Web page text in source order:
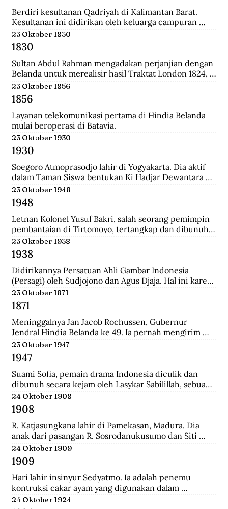
Berdiri kesultanan Qadriyah di Kalimantan Barat.
Kesultanan ini didirikan oleh keluarga campuran
antara Arab, Melayu, Bugis dan Dayak. Kehidupan
pemerintahan kesultanan ini hanya berlangsung
relatif singkat, 179 tahun, dan hanya diperintah oleh 8
generasi sultan dan dinasti Al-Qadrie, sejak
kelahirannya 1771 sampai dengan Proklamasi
Kemerdekaan RI 1945. Pendiri kesultanan ini adalah
Syarif Abdurrahman Al-Qadrie, putera Sayyed
Hussein Al-Qadrie, atau Habib Hussein Al-Qadrie.
23 Oktober 1830
1830
Sultan Abdul Rahman mengadakan perjanjian dengan
Belanda untuk merealisir hasil Traktat London 1824,
isinya merupakan pengakuan Sultan bahwa
pemegang kekuasaan tertinggi adalah Pemerintahan
Hindia Belanda.
23 Oktober 1856
1856
Layanan telekomunikasi pertama di Hindia Belanda
mulai beroperasi di Batavia.
23 Oktober 1930
1930
Soegoro Atmoprasodjo lahir di Yogyakarta. Dia aktif
dalam Taman Siswa bentukan Ki Hadjar Dewantara
dan aktivis Partai Indonesia (Partindo). Pada 1935, dia
dibuang ke Digul, Tanah Merah, Papua, dengan
tuduhan terlibat pemberontakan Partai Komunis
Indonesia terhadap Belanda pada 1926/1927 di Jawa
Tengah.
23 Oktober 1948
1948
Letnan Kolonel Yusuf Bakri, salah seorang pemimpin
pembantaian di Tirtomoyo, tertangkap dan dibunuh
di Wonogiri.
23 Oktober 1938
1938
Didirikannya Persatuan Ahli Gambar Indonesia
(Persagi) oleh Sudjojono dan Agus Djaja. Hal ini karena
persatuan seniman Belanda mengadakan pameran
lukisan untuk seniman Indonesia, sehingga seniman
Indonesia juga mau memamerkan karyanya.
23 Oktober 1871
1871
Meninggalnya Jan Jacob Rochussen, Gubernur
Jendral Hindia Belanda ke 49. Ia pernah mengirim
ekspedisi ke Bali, Palembang, Bangka, Sulawesi
Selatan, dan lainnya. Ia juga yang meresmikan
pembukaan tambang batu bara di wilayah Kesultanan
Banjar yang dinamakan Tambang Batu Bara Oranje
Nassau.
23 Oktober 1947
1947
Suami Sofia, pemain drama Indonesia diculik dan
dibunuh secara kejam oleh Lasykar Sabilillah, sebuah
unit bagian dari kelompok DI/TII. Sejak itulah ia
harus berjuang untuk mneghidupi anak-anaknya dan
keluar dari dunia ketenarannya.
24 Oktober 1908
1908
R. Katjasungkana lahir di Pamekasan, Madura. Dia
anak dari pasangan R. Sosrodanukusumo dan Siti
Rusuli. Sosrodanukusumo, wedana di Sampang dan
Bangkalan, merupakan lulusan terbaik Sekolah
Pegawai Pangreh Praja (Mosvia) di Probolinggo,
pendiri Sarikat Islam di Sampang, serta aktivis
koperasi garam rakyat yang berjuang agar harga
garam tak ditentukan sewenang-wenang oleh
24 Oktober 1909
1909
Hari lahir insinyur Sedyatmo. Ia adalah penemu
kontruksi cakar ayam yang digunakan dalam
bangunan-bangunan tinggi. Sedyatmo menyelesaikan
24 Oktober 1924